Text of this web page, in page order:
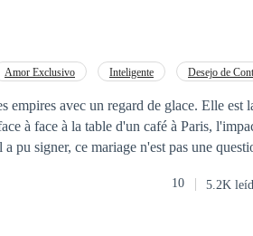
merkt Zoey, dass sie vielleicht in
Wird Zoey den Mut haben, ihr Herz
Amor Exclusivo Inteligente Desejo de
avec un regard de glace. Elle est
à face à la table d'un café à Paris,
pu signer, ce mariage n'est pas une
partagé érige les murs d'un paradis
10 5.2K